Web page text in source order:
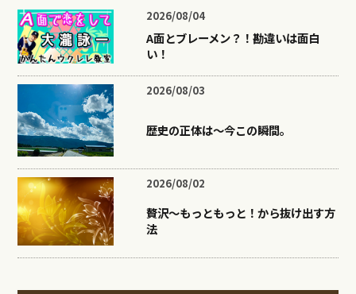
2026/08/04
A面とブレーメン？！勘違いは面白
い！
2026/08/03
歴史の正体は〜今この瞬間。
2026/08/02
贅沢〜もっともっと！から抜け出す方
法